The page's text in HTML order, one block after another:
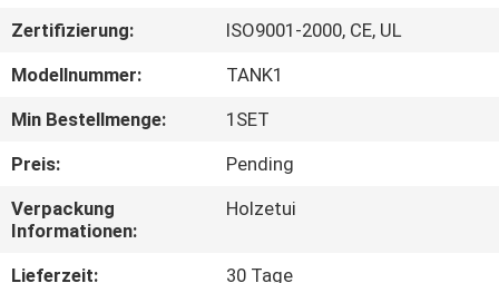
UNS
FABRIK-
AUSFLUG
QUALITÄTSKONTROLLE
Zertifizierung:
ISO9001-2000, CE, UL
Modellnummer:
TANK1
Min Bestellmenge:
1SET
Preis:
Pending
Verpackung
Informationen:
Holzetui
Lieferzeit:
30 Tage